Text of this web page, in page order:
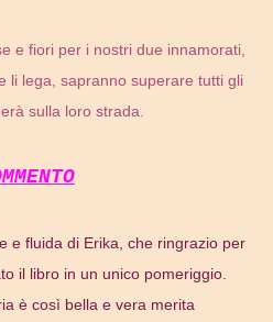
e fiori per i nostri due innamorati,
li lega, sapranno superare tutti gli
sulla loro strada.
e fluida di Erika, che ringrazio per
il libro in un unico pomeriggio.
è così bella e vera merita